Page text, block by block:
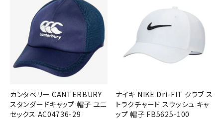
カンタベリー CANTERBURY
スタンダードキャップ 帽子 ユニ
セックス AC04736-29
ナイキ NIKE Dri-FIT クラブ ス
トラクチャード スウッシュ キャ
ップ 帽子 FB5625-100